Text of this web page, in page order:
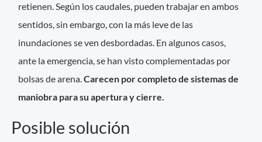
retienen. Según los caudales, pueden trabajar en ambos
sentidos, sin embargo, con la más leve de las
inundaciones se ven desbordadas. En algunos casos,
ante la emergencia, se han visto complementadas por
bolsas de arena.Carecen por completo de sistemas de
maniobra para su apertura y cierre.
Posible solución